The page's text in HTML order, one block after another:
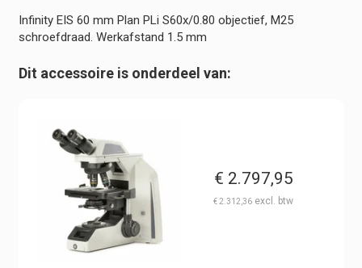
Werkafstand
1.5
-
Observer
hoeveelheid
Infinity EIS 60 mm Plan PLi S60x/0.80 objectief, M25
schroefdraad. Werkafstand 1.5 mm
Dit accessoire is onderdeel van:
€ 2.797,95
€2.312,36